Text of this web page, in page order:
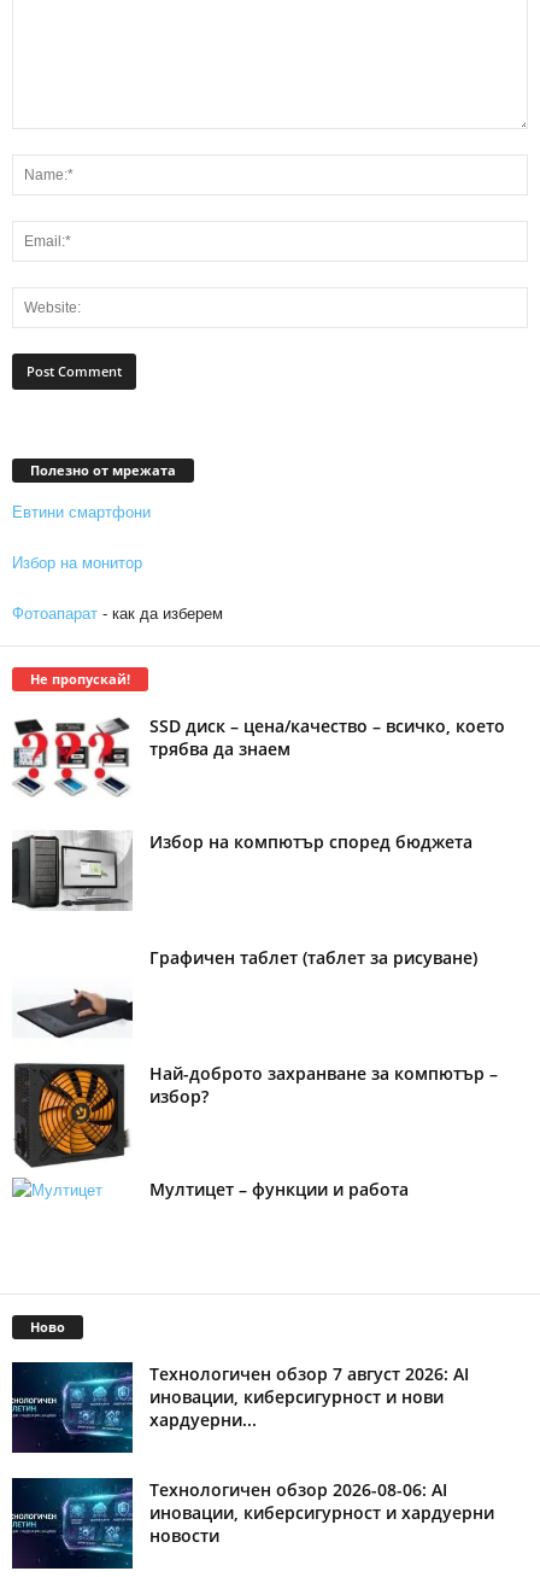
Полезно от мрежата
Евтини смартфони
Избор на монитор
Фотоапарат - как да изберем
Не пропускай!
SSD диск – цена/качество – всичко, което
трябва да знаем
Избор на компютър според бюджета
Графичен таблет (таблет за рисуване)
Най-доброто захранване за компютър –
избор?
Мултицет – функции и работа
Ново
Технологичен обзор 7 август 2026: AI
иновации, киберсигурност и нови
хардуерни...
Технологичен обзор 2026-08-06: AI
иновации, киберсигурност и хардуерни
новости